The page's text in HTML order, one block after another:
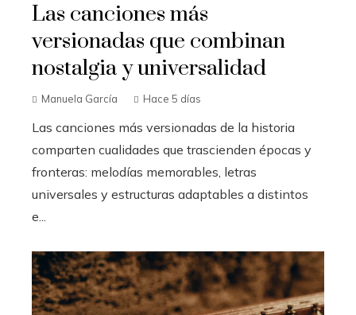
Las canciones más
versionadas que combinan
nostalgia y universalidad
Manuela García Hace 5 días
Las canciones más versionadas de la historia
comparten cualidades que trascienden épocas y
fronteras: melodías memorables, letras
universales y estructuras adaptables a distintos
e...